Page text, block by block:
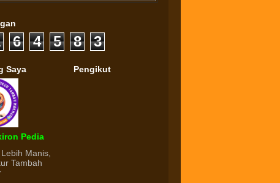
6 4 5 8 3
Saya
Pedia
Manis,
Tambah
Pengikut